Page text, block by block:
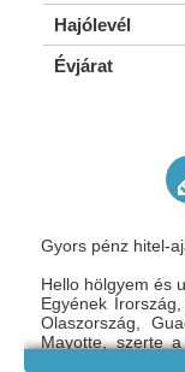
Hajólevél
Évjárat
Gyors pénz hitel-
Hello hölgyem és
Egyének
Olaszország,
Mayotte, szerte
terjedő kölcsönt